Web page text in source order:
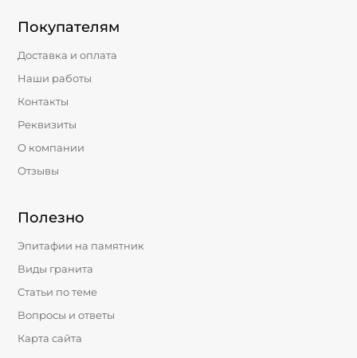
Покупателям
Доставка и оплата
Наши работы
Контакты
Реквизиты
О компании
Отзывы
Полезно
Эпитафии на памятник
Виды гранита
Статьи по теме
Вопросы и ответы
Карта сайта